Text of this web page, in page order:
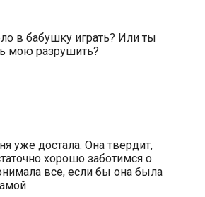
в бабушку играть? Или ты
мою разрушить?
уже достала. Она твердит,
хорошо заботимся о
все, если бы она была